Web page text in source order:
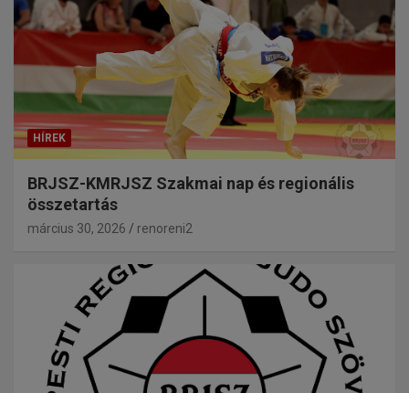
HÍREK
BRJSZ-KMRJSZ Szakmai nap és regionális
összetartás
március 30, 2026 renoreni2